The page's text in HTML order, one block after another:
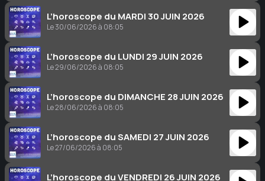
L’horoscope du MARDI 30 JUIN 2026
Le 30/06/2026 à 08:05
L’horoscope du LUNDI 29 JUIN 2026
Le 29/06/2026 à 08:05
L’horoscope du DIMANCHE 28 JUIN 2026
Le 28/06/2026 à 08:05
L’horoscope du SAMEDI 27 JUIN 2026
Le 27/06/2026 à 08:05
L’horoscope du VENDREDI 26 JUIN 2026